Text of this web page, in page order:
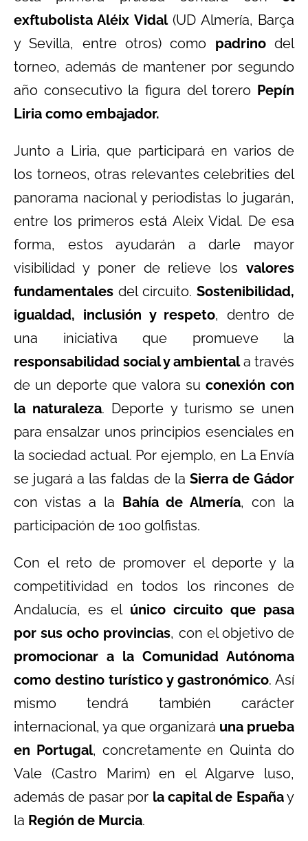
exftubolista Aléix Vidal(UD Almería, Barça
y Sevilla, entre otros) como padrinodel
torneo, además de mantener por segundo
año consecutivo la figura del torero Pepín
Liria como embajador.
Junto a Liria, que participará en varios de
los torneos, otras relevantes celebrities del
panorama nacional y periodistas lo jugarán,
entre los primeros está Aleix Vidal. De esa
forma, estos ayudarán a darle mayor
visibilidad y poner de relieve los valores
fundamentales del circuito. Sostenibilidad,
igualdad, inclusión y respeto, dentro de
una iniciativa que promueve la
responsabilidad social y ambientala través
de un deporte que valora su conexión con
la naturaleza. Deporte y turismo se unen
para ensalzar unos principios esenciales en
la sociedad actual. Por ejemplo, en La Envía
se jugará a las faldas de la Sierra de Gádor
con vistas a la Bahía de Almería, con la
participación de 100 golfistas.
Con el reto de promover el deporte y la
competitividad en todos los rincones de
Andalucía, es el único circuito que pasa
por sus ocho provincias, con el objetivo de
promocionar a la Comunidad Autónoma
como destino turístico y gastronómico. Así
mismo tendrá también carácter
internacional, ya que organizará una prueba
en Portugal, concretamente en Quinta do
Vale (Castro Marim) en el Algarve luso,
además de pasar por la capital de Españay
la Región de Murcia.